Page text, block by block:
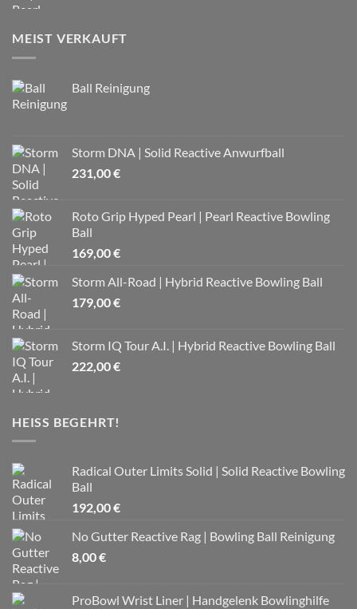
MEIST VERKAUFT
Ball Reinigung
Storm DNA | Solid Reactive Anwurfball
231,00€
Roto Grip Hyped Pearl | Pearl Reactive Bowling
Ball
169,00€
Storm All-Road | Hybrid Reactive Bowling Ball
179,00€
Storm IQ Tour A.I. | Hybrid Reactive Bowling Ball
222,00€
HEISS BEGEHRT!
Radical Outer Limits Solid | Solid Reactive Bowling
Ball
192,00€
No Gutter Reactive Rag | Bowling Ball Reinigung
8,00€
ProBowl Wrist Liner | Handgelenk Bowlinghilfe